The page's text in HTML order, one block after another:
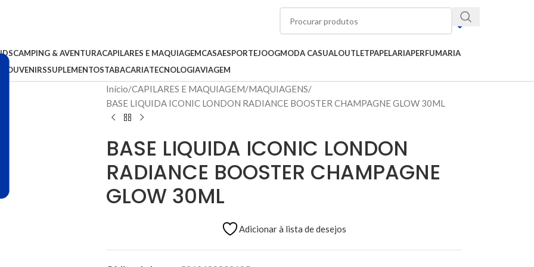
CAMPING & AVENTURACAPILARES E MAQUIAGEMCASAESPORTEJOOGMODA CASUALOUTLETPAPELARIAPERFUMARIA
SOUVENIRSSUPLEMENTOSTABACARIATECNOLOGIAVIAGEM
Início CAPILARES E MAQUIAGEM MAQUIAGENS
BASE LIQUIDA ICONIC LONDON RADIANCE BOOSTER CHAMPAGNE GLOW 30ML
BASE LIQUIDA ICONIC LONDON
RADIANCE BOOSTER CHAMPAGNE
GLOW 30ML
Adicionar à lista de desejos